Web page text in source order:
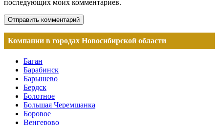
последующих моих комментариев.
Компании в городах Новосибирской области
Баган
Барабинск
Барышево
Бердск
Болотное
Большая Черемшанка
Боровое
Венгерово